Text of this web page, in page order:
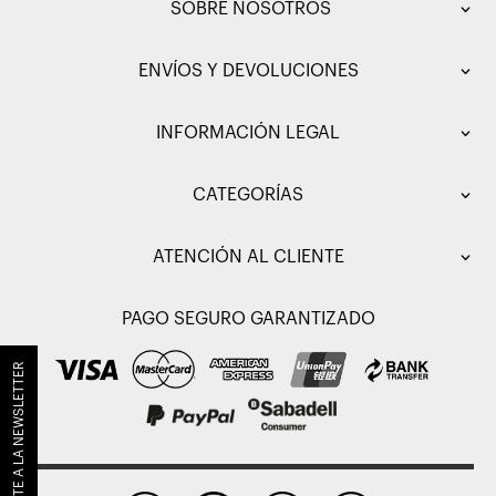
SOBRE NOSOTROS
ENVÍOS Y DEVOLUCIONES
INFORMACIÓN LEGAL
CATEGORÍAS
ATENCIÓN AL CLIENTE
PAGO SEGURO GARANTIZADO